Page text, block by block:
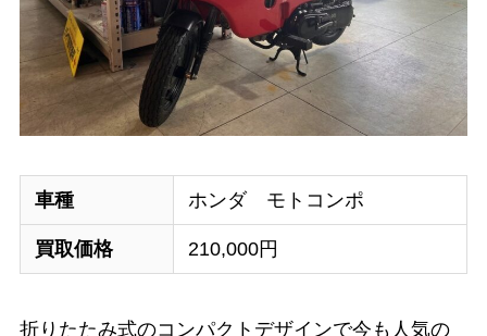
車種 ホンダ モトコンポ
買取価格 210,000円
折りたたみ式のコンパクトデザインで今も人気の